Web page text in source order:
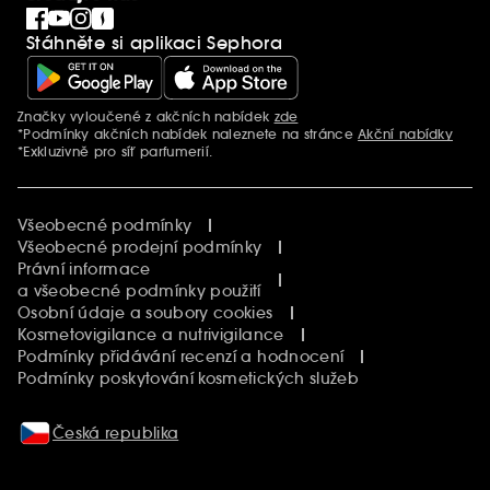
Singles´ Day
Black Friday
Cyber Monday
Vánoce
Stáhněte si aplikaci Sephora
Další informace
Značky vyloučené z akčních nabídek zde
*Podmínky akčních nabídek naleznete na stránceAkční nabídky
*Exkluzivně pro síť parfumerií.
Všeobecné podmínky
Všeobecné prodejní podmínky
Právní informace
a všeobecné podmínky použití
Osobní údaje a soubory cookies
Kosmetovigilance a nutrivigilance
Podmínky přidávání recenzí a hodnocení
Podmínky poskytování kosmetických služeb
Česká republika